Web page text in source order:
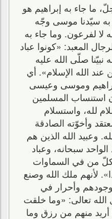
ما جاء به إبراهيم هو
به سيّدنا موسى وجّه
لا لفرعون. وما جاء به
المعبد: «كونوا عباد
نبيّنا صلّى الله عليه
الله الإسلام». أي
وموسى وعيسى
استنساب المسلمين
لله، واستسلام
وأخوّته الصادقة
وعبيد الله الذين هم
سبحانه، وعباد
كلّ من في السماوات
لأنهم ملك الله وصنع
وأحرار في
تعالى: «وما خلقت
أريد منهم من رزق وما